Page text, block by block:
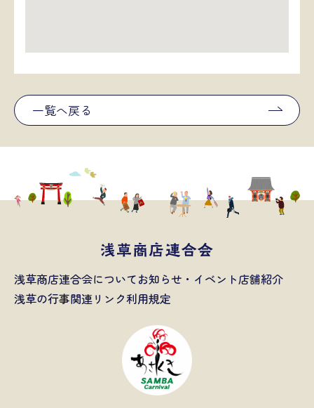
一覧へ戻る
浅草商店連合会についてお知らせ・イベント店舗紹介
浅草の行事関連リンク利用規定